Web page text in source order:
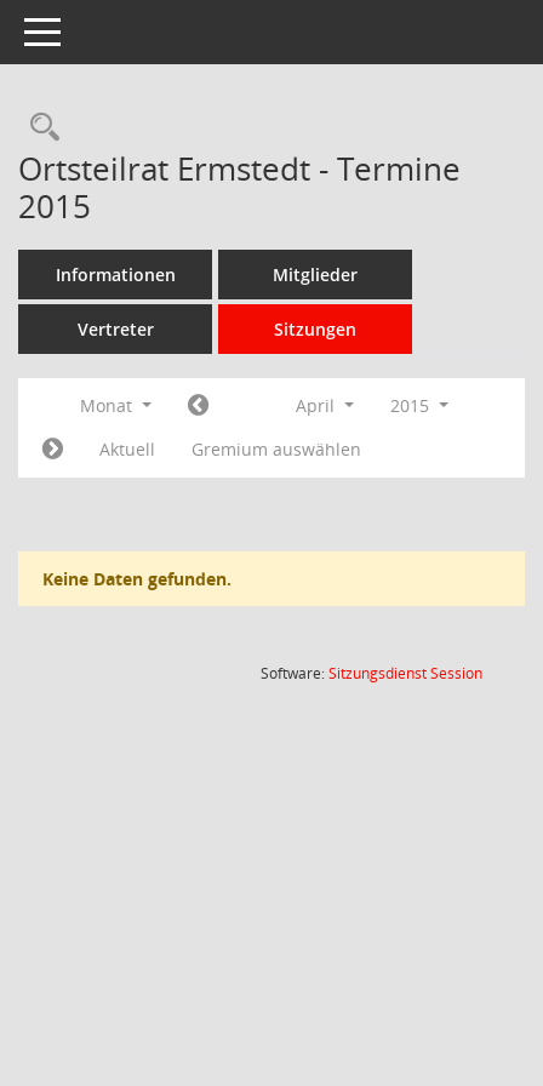
Toggle navigation
Rechercheauswahl
Ortsteilrat Ermstedt - Termine
2015
Informationen Mitglieder
Vertreter Sitzungen
Monat April
2015
Aktuell
Gremium auswählen
Keine Daten gefunden.
Software:SitzungsdienstSession(Wird in